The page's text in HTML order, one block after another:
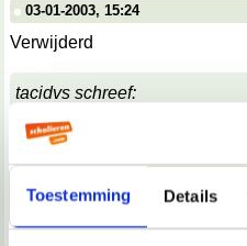
Toestemming Details
03-01-2003, 15:24
Verwijderd
tacidvs schreef:
anus is, in tegenstelling
voor seksueel contact. Bij
stuk in de achteruitgang,
geslachtsdeel van de
komt. De penis van de
op kleine wondjes, door